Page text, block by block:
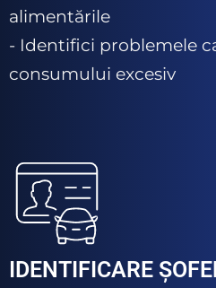
alimentările
- Identifici problemele
consumului excesiv
IDENTIFICARE